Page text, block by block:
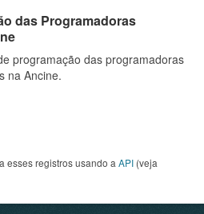
das Programadoras
programação das programadoras
na Ancine.
esses registros usando a API (veja